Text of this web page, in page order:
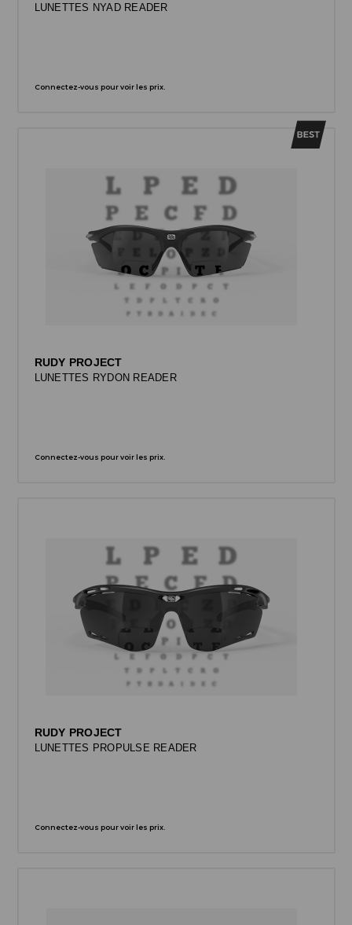
LUNETTES NYAD READER
Connectez-vous pour voir les prix.
RUDY PROJECT
LUNETTES RYDON READER
Connectez-vous pour voir les prix.
RUDY PROJECT
LUNETTES PROPULSE READER
Connectez-vous pour voir les prix.